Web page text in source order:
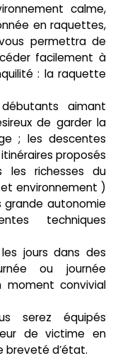
calme,
en raquettes,
permettra de
facilement à
: la raquette
aimant
de garder la
; les descentes
proposés
les richesses du
environnement )
grande autonomie
techniques
jours dans des
ou journée
convivial
serez équipés
de victime en
breveté d’état.